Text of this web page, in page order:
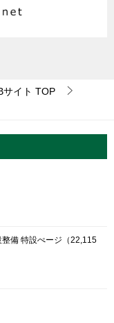
イト TOP
備 特設ぺージ （22,115